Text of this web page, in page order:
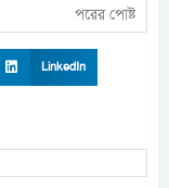
পরের পোষ্ট
LinkedIn